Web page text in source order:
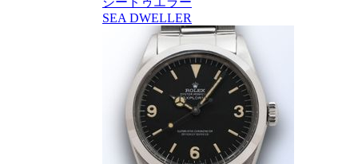
SEA DWELLER